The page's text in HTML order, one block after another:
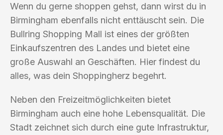
Wenn du gerne shoppen gehst, dann wirst du in
Birmingham ebenfalls nicht enttäuscht sein. Die
Bullring Shopping Mall ist eines der größten
Einkaufszentren des Landes und bietet eine
große Auswahl an Geschäften. Hier findest du
alles, was dein Shoppingherz begehrt.
Neben den Freizeitmöglichkeiten bietet
Birmingham auch eine hohe Lebensqualität. Die
Stadt zeichnet sich durch eine gute Infrastruktur,